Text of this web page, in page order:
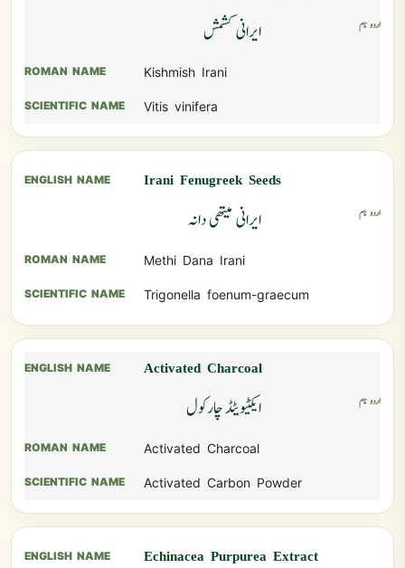
ایرانی کشمش
Kishmish Irani
Vitis vinifera
Irani Fenugreek Seeds
ایرانی میتھی دانہ
Methi Dana Irani
Trigonella foenum-graecum
Activated Charcoal
ایکٹیویٹڈ چارکول
Activated Charcoal
Activated Carbon Powder
Echinacea Purpurea Extract